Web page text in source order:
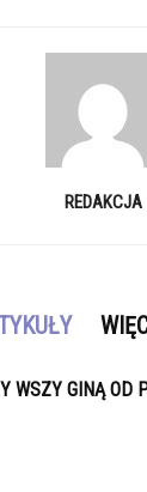
REDAKCJA
WSZY GINĄ OD